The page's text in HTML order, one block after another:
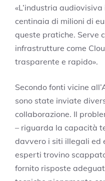
«L’industria
centinaia di milioni di
queste pratiche. Serve
infrastrutture come
trasparente e rapido».
Secondo fonti vicine
sono state inviate
collaborazione. Il
– riguarda la capacità
davvero i siti illegali ed
esperti trovino
fornito risposte